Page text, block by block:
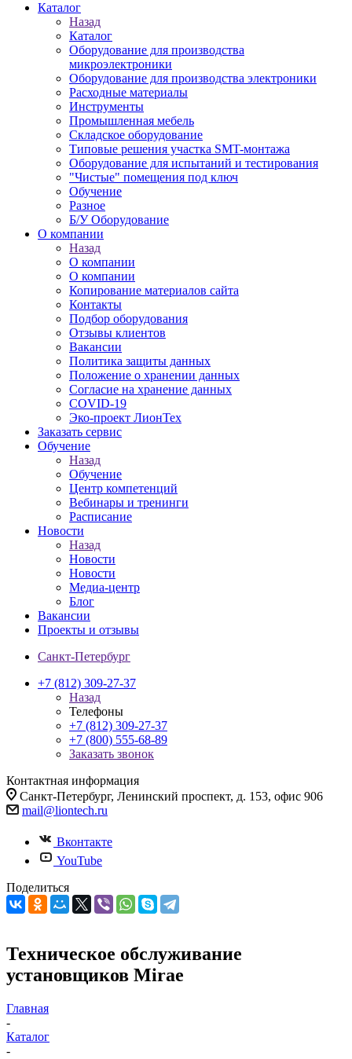
Каталог
Назад
Каталог
Оборудование для производства
микроэлектроники
Оборудование для производства электроники
Расходные материалы
Инструменты
Промышленная мебель
Складское оборудование
Типовые решения участка SMT-монтажа
Оборудование для испытаний и тестирования
"Чистые" помещения под ключ
Обучение
Разное
Б/У Оборудование
О компании
Назад
О компании
О компании
Копирование материалов сайта
Контакты
Подбор оборудования
Отзывы клиентов
Вакансии
Политика защиты данных
Положение о хранении данных
Согласие на хранение данных
COVID-19
Эко-проект ЛионТех
Заказать сервис
Обучение
Назад
Обучение
Центр компетенций
Вебинары и тренинги
Расписание
Новости
Назад
Новости
Новости
Медиа-центр
Блог
Вакансии
Проекты и отзывы
Санкт-Петербург
+7 (812) 309-27-37
Назад
Телефоны
+7 (812) 309-27-37
+7 (800) 555-68-89
Заказать звонок
Контактная информация
Санкт-Петербург, Ленинский проспект, д. 153, офис 906
mail@liontech.ru
Вконтакте
YouTube
Поделиться
Техническое обслуживание
установщиков Mirae
Главная
-
Каталог
-